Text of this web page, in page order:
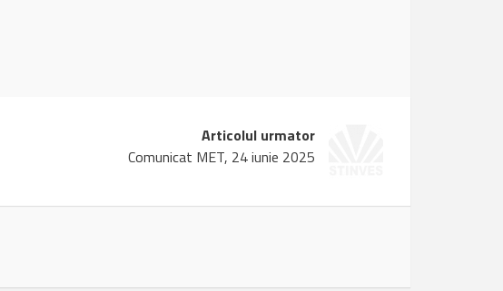
Articolul urmator
Comunicat MET, 24 iunie 2025